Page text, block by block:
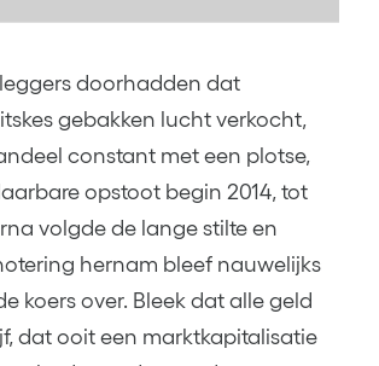
doorhadden dat
gebakken lucht verkocht,
constant met een plotse,
opstoot begin 2014, tot
volgde de lange stilte en
hernam bleef nauwelijks
koers over. Bleek dat alle geld
dat ooit een marktkapitalisatie